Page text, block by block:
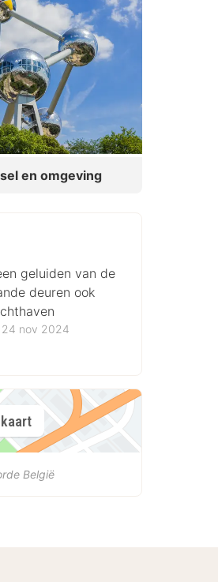
en omgeving
geluiden van de
deuren ook
24 nov 2024
België